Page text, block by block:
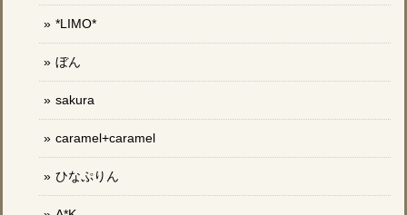
*LIMO*
ぼん
sakura
caramel+caramel
ひなぷりん